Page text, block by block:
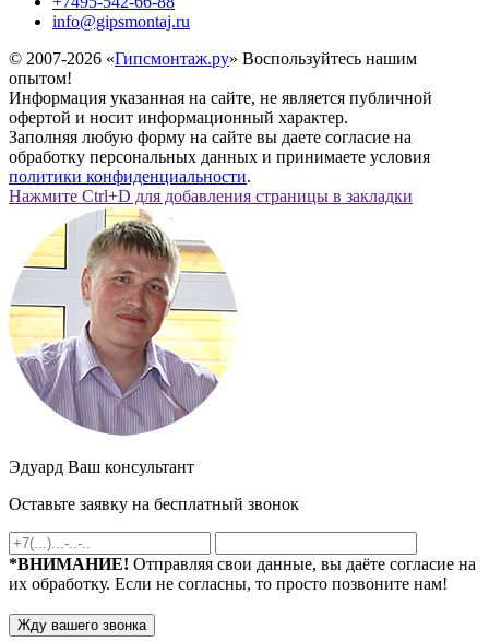
info@gipsmontaj.ru
© 2007-2026 «Гипсмонтаж.ру» Воспользуйтесь нашим
опытом!
Информация указанная на сайте, не является публичной
офертой и носит информационный характер.
Заполняя любую форму на сайте вы даете согласие на
обработку персональных данных и принимаете условия
политики конфиденциальности.
Нажмите Ctrl+D для добавления страницы в закладки
Эдуард Ваш консультант
Оставьте заявку на бесплатный звонок
*ВНИМАНИЕ! Отправляя свои данные, вы даёте согласие на
их обработку. Если не согласны, то просто позвоните нам!